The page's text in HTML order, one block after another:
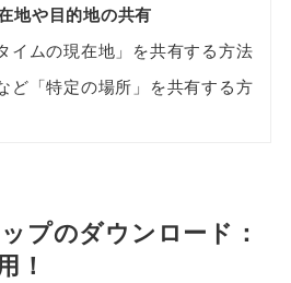
地や目的地の共有
イムの現在地」を共有する方法
ど「特定の場所」を共有する方
プのダウンロード：
！